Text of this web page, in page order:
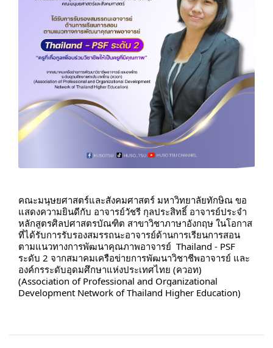
คณะมนุษยศาสตร์และสังคมศาสตร์ มหาวิทยาลัยทักษิณ ขอ
แสดงความยินดีกับ อาจารย์วัชรี กุลประสิทธิ์ อาจารย์ประจำ
หลักสูตรศิลปศาสตรบัณฑิต สาขาวิชาภาษาอังกฤษ ในโอกาส
ที่ได้รับการรับรองสมรรถนะอาจารย์ด้านการเรียนการสอน
ตามแนวทางการพัฒนาคุณภาพอาจารย์ Thailand - PSF
ระดับ 2 จากสมาคมเครือข่ายการพัฒนาวิชาชีพอาจารย์ และ
องค์กรระดับอุดมศึกษาแห่งประเทศไทย (ควอท)
(Association of Professional and Organizational
Development Network of Thailand Higher Education)